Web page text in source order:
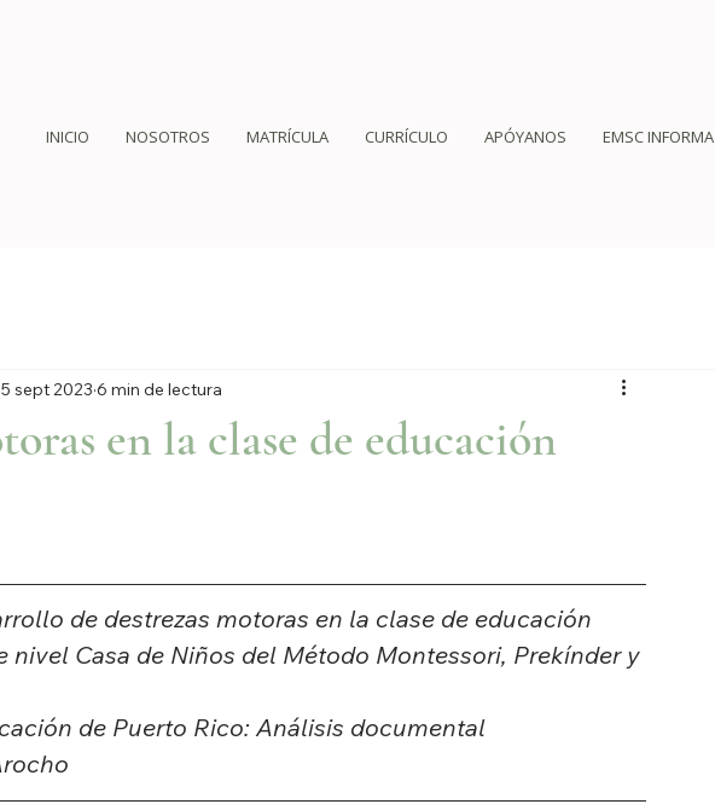
INICIO NOSOTROS MATRÍCULA CURRÍCULO APÓYANOS EMSC INFORMA
en la clase de educación
sept 2023 6 min de lectura
de destrezas motoras en la clase de educación
nivel Casa de Niños del Método Montessori, Prekínder y
de Puerto Rico: Análisis documental